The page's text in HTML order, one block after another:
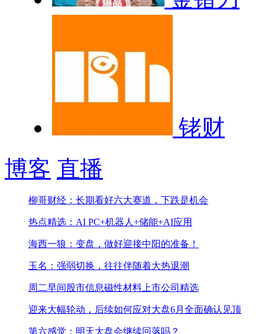
铑财
博客 直播
柳哥财经：长期看好六大赛道，下跌是机会
热点精选：AI PC+机器人+储能+AI应用
海西一狼：变盘，做好迎接中阳的准备！
玉名：强弱切换，往往伴随着大热退潮
周二早间股市信息磁性材料上市公司精选
迎来大幅轮动，后续如何应对大盘6月全面确认见顶
第六感觉：明天大盘会继续回落吗？